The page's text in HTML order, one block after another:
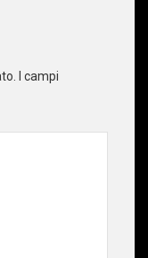
I campi